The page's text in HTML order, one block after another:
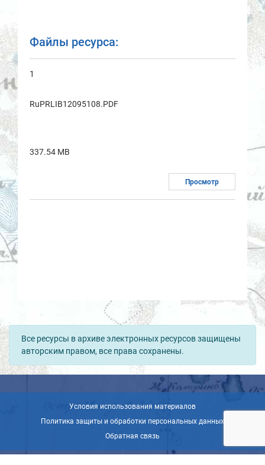
Файлы ресурса:
1
RuPRLIB12095108.PDF
337.54 MB
Просмотр
Все ресурсы в архиве электронных ресурсов защищены
авторским правом, все права сохранены.
Условия использования материалов
Политика защиты и обработки персональных данных
Обратная связь